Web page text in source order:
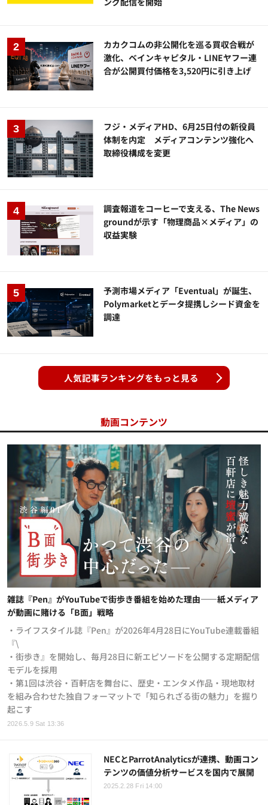
カカクコムの非公開化を巡る買収合戦が
激化、ベインキャピタル・LINEヤフー連
合が公開買付価格を3,520円に引き上げ
フジ・メディアHD、6月25日付の新役員
体制を内定 メディアコンテンツ強化へ
取締役構成を変更
調査報道をコーヒーで支える、The News
groundが示す「物理商品×メディア」の
収益実験
予測市場メディア「Eventual」が誕生、
Polymarketとデータ提携しシード資金を
調達
人気記事ランキングをもっと見る
動画コンテンツ
2026.5.9 Sat 13:36
雑誌『Pen』がYouTubeで街歩き番組を始めた理由——紙メディア
が動画に賭ける「B面」戦略
・ライフスタイル誌『Pen』が2026年4月28日にYouTube連載番組
『\
・街歩き』を開始し、毎月28日に新エピソードを公開する定期配信
モデルを採用
・第1回は渋谷・百軒店を舞台に、歴史・エンタメ作品・現地取材
を組み合わせた独自フォーマットで「知られざる街の魅力」を掘り
起こす
NECとParrotAnalyticsが連携、動画コン
テンツの価値分析サービスを国内で展開
2025.2.28 Fri 14:00